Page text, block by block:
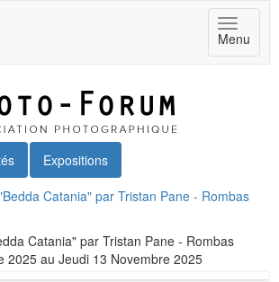
Toggle
Menu
Expositions
Catania" par Tristan Pane - Rombas
Catania" par Tristan Pane - Rombas
2025 au Jeudi 13 Novembre 2025